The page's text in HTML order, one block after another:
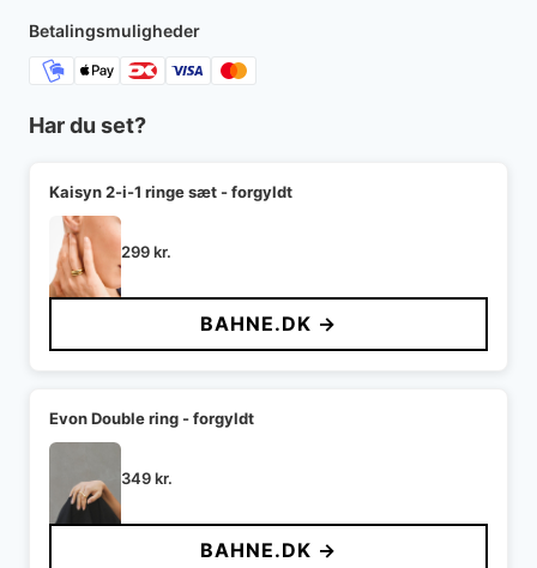
Betalingsmuligheder
Har du set?
Kaisyn 2-i-1 ringe sæt - forgyldt
299kr.
BAHNE.DK →
Evon Double ring - forgyldt
349kr.
BAHNE.DK →